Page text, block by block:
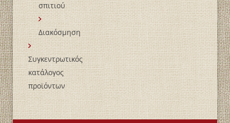
σπιτιού
Διακόσμηση
Συγκεντρωτικός
κατάλογος
προϊόντων